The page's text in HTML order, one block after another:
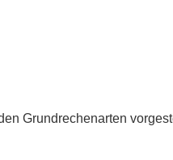
Grundrechenarten